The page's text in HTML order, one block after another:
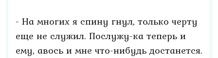
- На многих я спину гнул, только черту
еще не служил. Послужу-ка теперь и
ему, авось и мне что-нибудь достанется.